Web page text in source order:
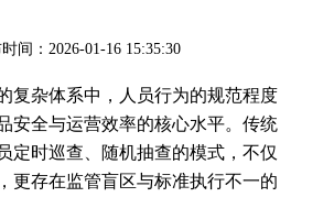
间：2026-01-16 15:35:30
复杂体系中，人员行为的规范程度
安全与运营效率的核心水平。传统
定时巡查、随机抽查的模式，不仅
更存在监管盲区与标准执行不一的